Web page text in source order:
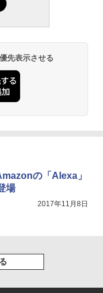
先表示させる
の「Alexa」
場
2017年11月8日